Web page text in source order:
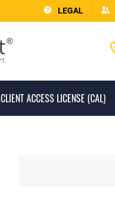
LEGAL
CLIENT ACCESS LICENSE (CAL)